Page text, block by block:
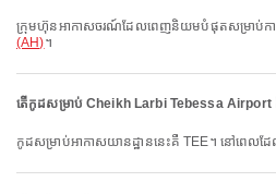
ក្រុមហ៊ុនអាកាសចរណ៍ដែលពេញនិយមបំផុតសម្រាប់កា
(AH)។
តើកូដសម្រាប់ Cheikh Larbi Tebessa Airport
កូដសម្រាប់អាកាសយានដ្ឋាននេះគឺ TEE។ នៅពេល